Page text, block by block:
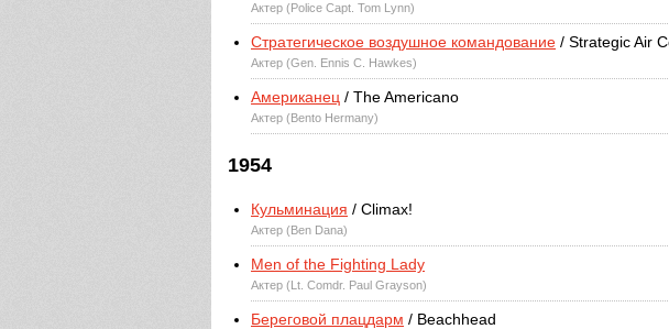
Актер (Police Capt. Tom Lynn)
Стратегическое воздушное командование / Strategic Air
Актер (Gen. Ennis C. Hawkes)
Американец / The Americano
Актер (Bento Hermany)
1954
Кульминация / Climax!
Актер (Ben Dana)
Men of the Fighting Lady
Актер (Lt. Comdr. Paul Grayson)
Береговой плацдарм / Beachhead